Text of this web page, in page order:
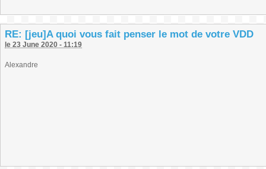
RE: [jeu]A quoi vous fait penser le mot de votre VDD
le 23 June 2020 - 11:19
Alexandre